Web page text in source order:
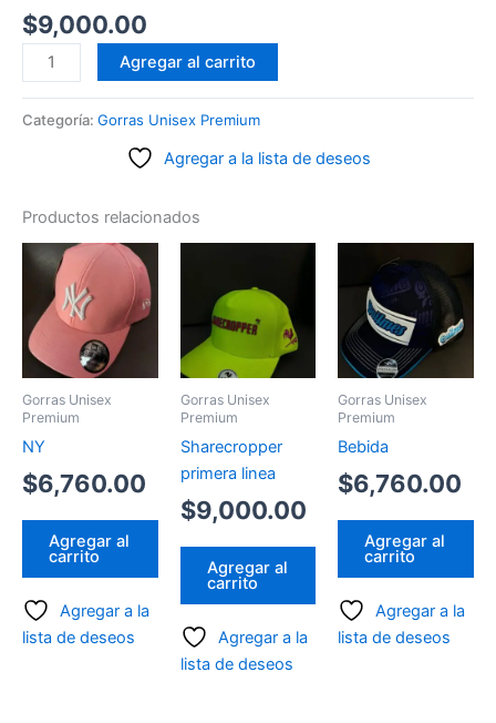
$9,000.00
Made
In
Destapador
Agregar al carrito
Categoría: Gorras Unisex Premium
Agregar a la lista de deseos
Productos relacionados
Gorras Unisex
Premium
NY
$6,760.00
Agregar al
carrito
Agregar a la
lista de deseos
Gorras Unisex
Premium
Sharecropper
primera linea
$9,000.00
Agregar al
carrito
Agregar a la
lista de deseos
Gorras Unisex
Premium
Bebida
$6,760.00
Agregar al
carrito
Agregar a la
lista de deseos